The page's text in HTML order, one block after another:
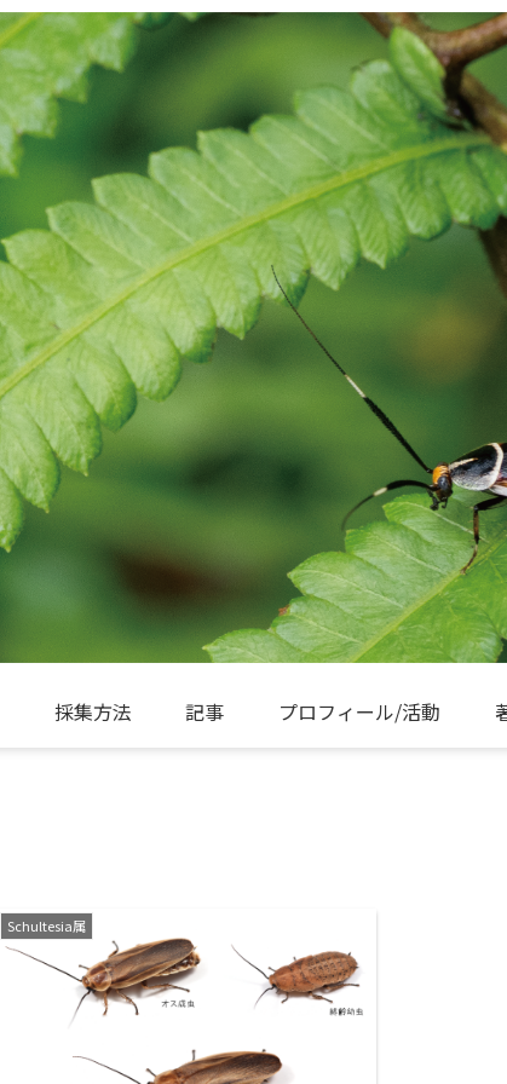
採集方法 記事 プロフィール/活動
Schultesia属